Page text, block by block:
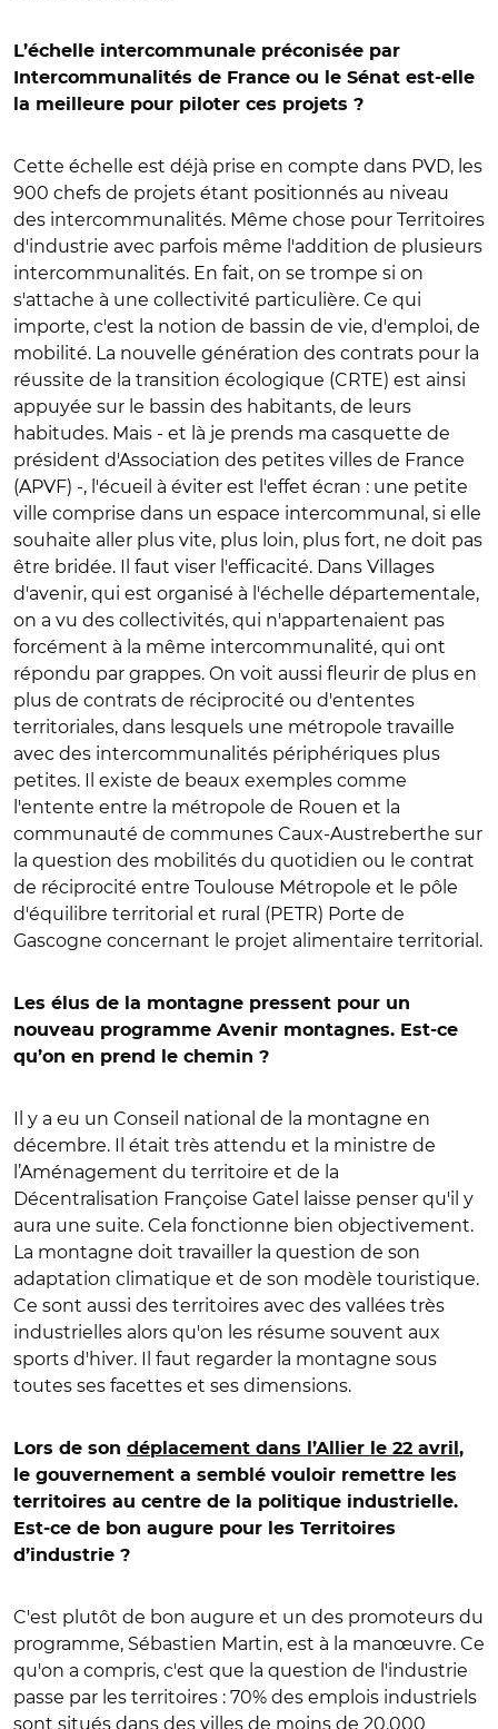
L’échelle intercommunale préconisée par
Intercommunalités de France ou le Sénat est-elle
la meilleure pour piloter ces projets ?
Cette échelle est déjà prise en compte dans PVD, les
900 chefs de projets étant positionnés au niveau
des intercommunalités. Même chose pour Territoires
d'industrie avec parfois même l'addition de plusieurs
intercommunalités. En fait, on se trompe si on
s'attache à une collectivité particulière. Ce qui
importe, c'est la notion de bassin de vie, d'emploi, de
mobilité. La nouvelle génération des contrats pour la
réussite de la transition écologique (CRTE) est ainsi
appuyée sur le bassin des habitants, de leurs
habitudes. Mais - et là je prends ma casquette de
président d'Association des petites villes de France
(APVF) -, l'écueil à éviter est l'effet écran : une petite
ville comprise dans un espace intercommunal, si elle
souhaite aller plus vite, plus loin, plus fort, ne doit pas
être bridée. Il faut viser l'efficacité. Dans Villages
d'avenir, qui est organisé à l'échelle départementale,
on a vu des collectivités, qui n'appartenaient pas
forcément à la même intercommunalité, qui ont
répondu par grappes. On voit aussi fleurir de plus en
plus de contrats de réciprocité ou d'ententes
territoriales, dans lesquels une métropole travaille
avec des intercommunalités périphériques plus
petites. Il existe de beaux exemples comme
l'entente entre la métropole de Rouen et la
communauté de communes Caux-Austreberthe sur
la question des mobilités du quotidien ou le contrat
de réciprocité entre Toulouse Métropole et le pôle
d'équilibre territorial et rural (PETR) Porte de
Gascogne concernant le projet alimentaire territorial.
Les élus de la montagne pressent pour un
nouveau programme Avenir montagnes. Est-ce
qu’on en prend le chemin ?
Il y a eu un Conseil national de la montagne en
décembre. Il était très attendu et la ministre de
l’Aménagement du territoire et de la
Décentralisation Françoise Gatel laisse penser qu'il y
aura une suite. Cela fonctionne bien objectivement.
La montagne doit travailler la question de son
adaptation climatique et de son modèle touristique.
Ce sont aussi des territoires avec des vallées très
industrielles alors qu'on les résume souvent aux
sports d'hiver. Il faut regarder la montagne sous
toutes ses facettes et ses dimensions.
Lors de son déplacement dans l’Allier le 22 avril ,
le gouvernement a semblé vouloir remettre les
territoires au centre de la politique industrielle.
Est-ce de bon augure pour les Territoires
d’industrie ?
C'est plutôt de bon augure et un des promoteurs du
programme, Sébastien Martin, est à la manœuvre. Ce
qu'on a compris, c'est que la question de l'industrie
passe par les territoires : 70% des emplois industriels
sont situés dans des villes de moins de 20.000